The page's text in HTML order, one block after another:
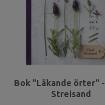
Bok "Läkande örter"
Streisand